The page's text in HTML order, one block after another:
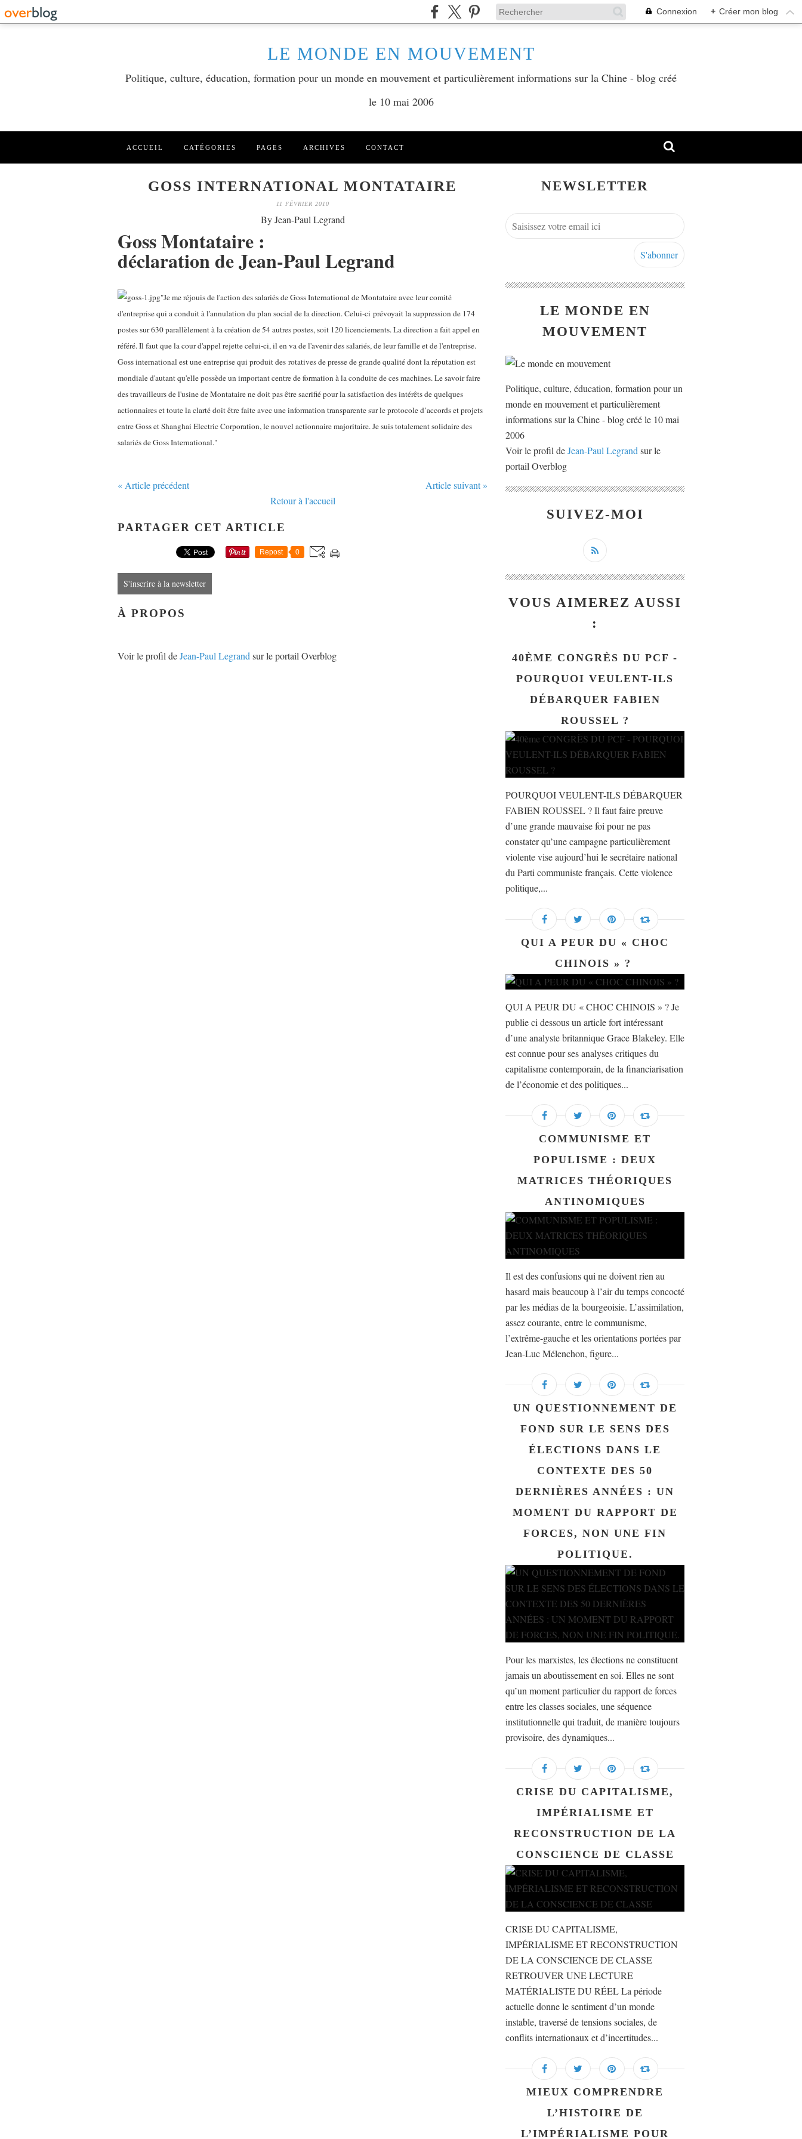
Connexion + Créer mon blog
LE MONDE EN MOUVEMENT
Politique, culture, éducation, formation pour un monde en mouvement et particulièrement informations sur la Chine - blog créé
le 10 mai 2006
ACCUEIL CATÉGORIES PAGES ARCHIVES CONTACT
GOSS INTERNATIONAL MONTATAIRE
11 FÉVRIER 2010
By Jean-Paul Legrand
Goss Montataire :
déclaration de Jean-Paul Legrand
"Je me réjouis de l'action des salariés de Goss International de Montataire avec leur comité
d'entreprise qui a conduit à l'annulation du plan social de la direction. Celui-ci prévoyait la suppression de 174
postes sur 630 parallèlement à la création de 54 autres postes, soit 120 licenciements. La direction a fait appel en
référé. Il faut que la cour d'appel rejette celui-ci, il en va de l'avenir des salariés, de leur famille et de l'entreprise.
Goss international est une entreprise qui produit des rotatives de presse de grande qualité dont la réputation est
mondiale d'autant qu'elle possède un important centre de formation à la conduite de ces machines. Le savoir faire
des travailleurs de l'usine de Montataire ne doit pas être sacrifié pour la satisfaction des intérêts de quelques
actionnaires et toute la clarté doit être faite avec une information transparente sur le protocole d’accords et projets
entre Goss et Shanghai Electric Corporation, le nouvel actionnaire majoritaire. Je suis totalement solidaire des
salariés de Goss International."
« Article précédent
Article suivant »
Retour à l'accueil
PARTAGER CET ARTICLE
Repost 0
S'inscrire à la newsletter
À PROPOS
Voir le profil deJean-Paul Legrand sur le portail Overblog
NEWSLETTER
LE MONDE EN
MOUVEMENT
Politique, culture, éducation, formation pour un
monde en mouvement et particulièrement
informations sur la Chine - blog créé le 10 mai
2006
Voir le profil deJean-Paul Legrand sur le
portail Overblog
SUIVEZ-MOI
VOUS AIMEREZ AUSSI
:
40ÈME CONGRÈS DU PCF -
POURQUOI VEULENT-ILS
DÉBARQUER FABIEN
ROUSSEL ?
POURQUOI VEULENT-ILS DÉBARQUER
FABIEN ROUSSEL ? Il faut faire preuve
d’une grande mauvaise foi pour ne pas
constater qu’une campagne particulièrement
violente vise aujourd’hui le secrétaire national
du Parti communiste français. Cette violence
politique,...
QUI A PEUR DU « CHOC
CHINOIS » ?
QUI A PEUR DU « CHOC CHINOIS » ? Je
publie ci dessous un article fort intéressant
d’une analyste britannique Grace Blakeley. Elle
est connue pour ses analyses critiques du
capitalisme contemporain, de la financiarisation
de l’économie et des politiques...
COMMUNISME ET
POPULISME : DEUX
MATRICES THÉORIQUES
ANTINOMIQUES
Il est des confusions qui ne doivent rien au
hasard mais beaucoup à l’air du temps concocté
par les médias de la bourgeoisie. L’assimilation,
assez courante, entre le communisme,
l’extrême-gauche et les orientations portées par
Jean-Luc Mélenchon, figure...
UN QUESTIONNEMENT DE
FOND SUR LE SENS DES
ÉLECTIONS DANS LE
CONTEXTE DES 50
DERNIÈRES ANNÉES : UN
MOMENT DU RAPPORT DE
FORCES, NON UNE FIN
POLITIQUE.
Pour les marxistes, les élections ne constituent
jamais un aboutissement en soi. Elles ne sont
qu’un moment particulier du rapport de forces
entre les classes sociales, une séquence
institutionnelle qui traduit, de manière toujours
provisoire, des dynamiques...
CRISE DU CAPITALISME,
IMPÉRIALISME ET
RECONSTRUCTION DE LA
CONSCIENCE DE CLASSE
CRISE DU CAPITALISME,
IMPÉRIALISME ET RECONSTRUCTION
DE LA CONSCIENCE DE CLASSE
RETROUVER UNE LECTURE
MATÉRIALISTE DU RÉEL La période
actuelle donne le sentiment d’un monde
instable, traversé de tensions sociales, de
conflits internationaux et d’incertitudes...
MIEUX COMPRENDRE
L’HISTOIRE DE
L’IMPÉRIALISME POUR